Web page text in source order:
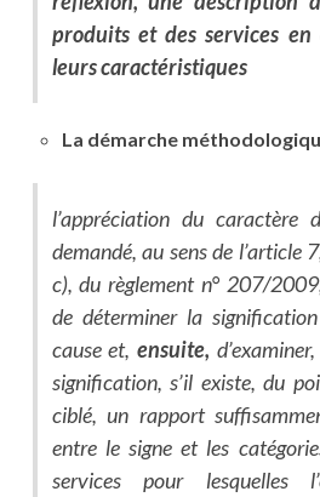
produits et des services en
leurs caractéristiques
La démarche
l’appréciation du caractère
demandé, au sens de l’article
c), du règlement n° 207/
de déterminer la
cause et,ensuite,
signification, s’il existe, du
ciblé, un rapport
entre le signe et les
services pour lesquelles